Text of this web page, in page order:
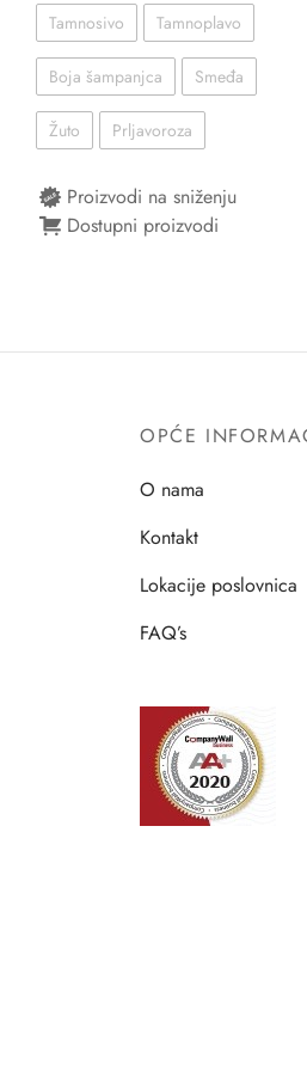
Tamnosivo Tamnoplavo
Boja šampanjca Smeđa
Žuto Prljavoroza
Proizvodi na sniženju
Dostupni proizvodi
OPĆE
O nama
Kontakt
Lokacije poslovnica
FAQ’s